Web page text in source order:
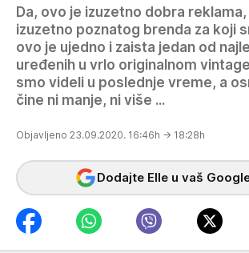
Da, ovo je izuzetno dobra
izuzetno poznatog brenda za koji
ovo je ujedno i zaista jedan od
uređenih u vrlo originalnom
smo videli u poslednje vreme, a
čine ni manje, ni više ...
Objavljeno 23.09.2020. 16:46h → 18:28h
Dodajte Elle u vaš